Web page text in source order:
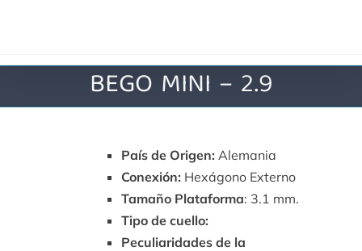
BEGO MINI – 2.9
País de Origen: Alemania
Conexión: Hexágono Externo
Tamaño Plataforma: 3.1 mm.
Tipo de cuello:
Peculiaridades de la